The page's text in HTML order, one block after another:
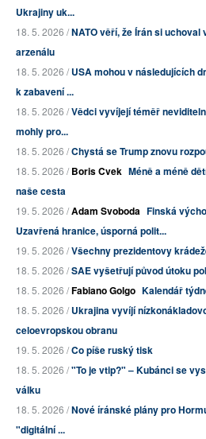
Ukrajiny uk...
18. 5. 2026 /NATO věří, že Írán si
arzenálu
18. 5. 2026 /USA mohou v následujících
k zabavení ...
18. 5. 2026 /Vědci vyvíjejí téměř
mohly pro...
18. 5. 2026 /Chystá se Trump znovu
18. 5. 2026 /Boris Cvek Méně a méně
naše cesta
19. 5. 2026 /Adam Svoboda Finská
Uzavřená hranice, úsporná polit...
19. 5. 2026 /Všechny prezidentovy
18. 5. 2026 /SAE vyšetřují původ útoku
18. 5. 2026 /Fabiano Golgo Kalendář
18. 5. 2026 /Ukrajina vyvíjí
celoevropskou obranu
19. 5. 2026 /Co píše ruský tisk
18. 5. 2026 /"To je vtip?" – Kubánci se
válku
18. 5. 2026 /Nové íránské plány pro
"digitální ...